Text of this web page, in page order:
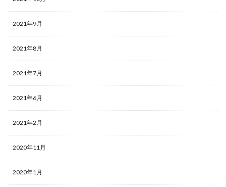
2021年9月
2021年8月
2021年7月
2021年6月
2021年2月
2020年11月
2020年1月